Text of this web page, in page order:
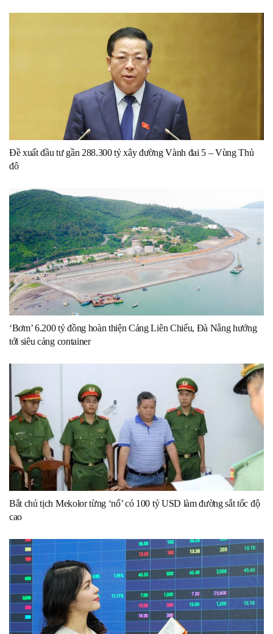
Đề xuất đầu tư gần 288.300 tỷ xây đường Vành đai 5 – Vùng Thủ
đô
‘Bơm’ 6.200 tỷ đồng hoàn thiện Cảng Liên Chiểu, Đà Nẵng hướng
tới siêu cảng container
Bắt chủ tịch Mekolor từng ‘nổ’ có 100 tỷ USD làm đường sắt tốc độ
cao